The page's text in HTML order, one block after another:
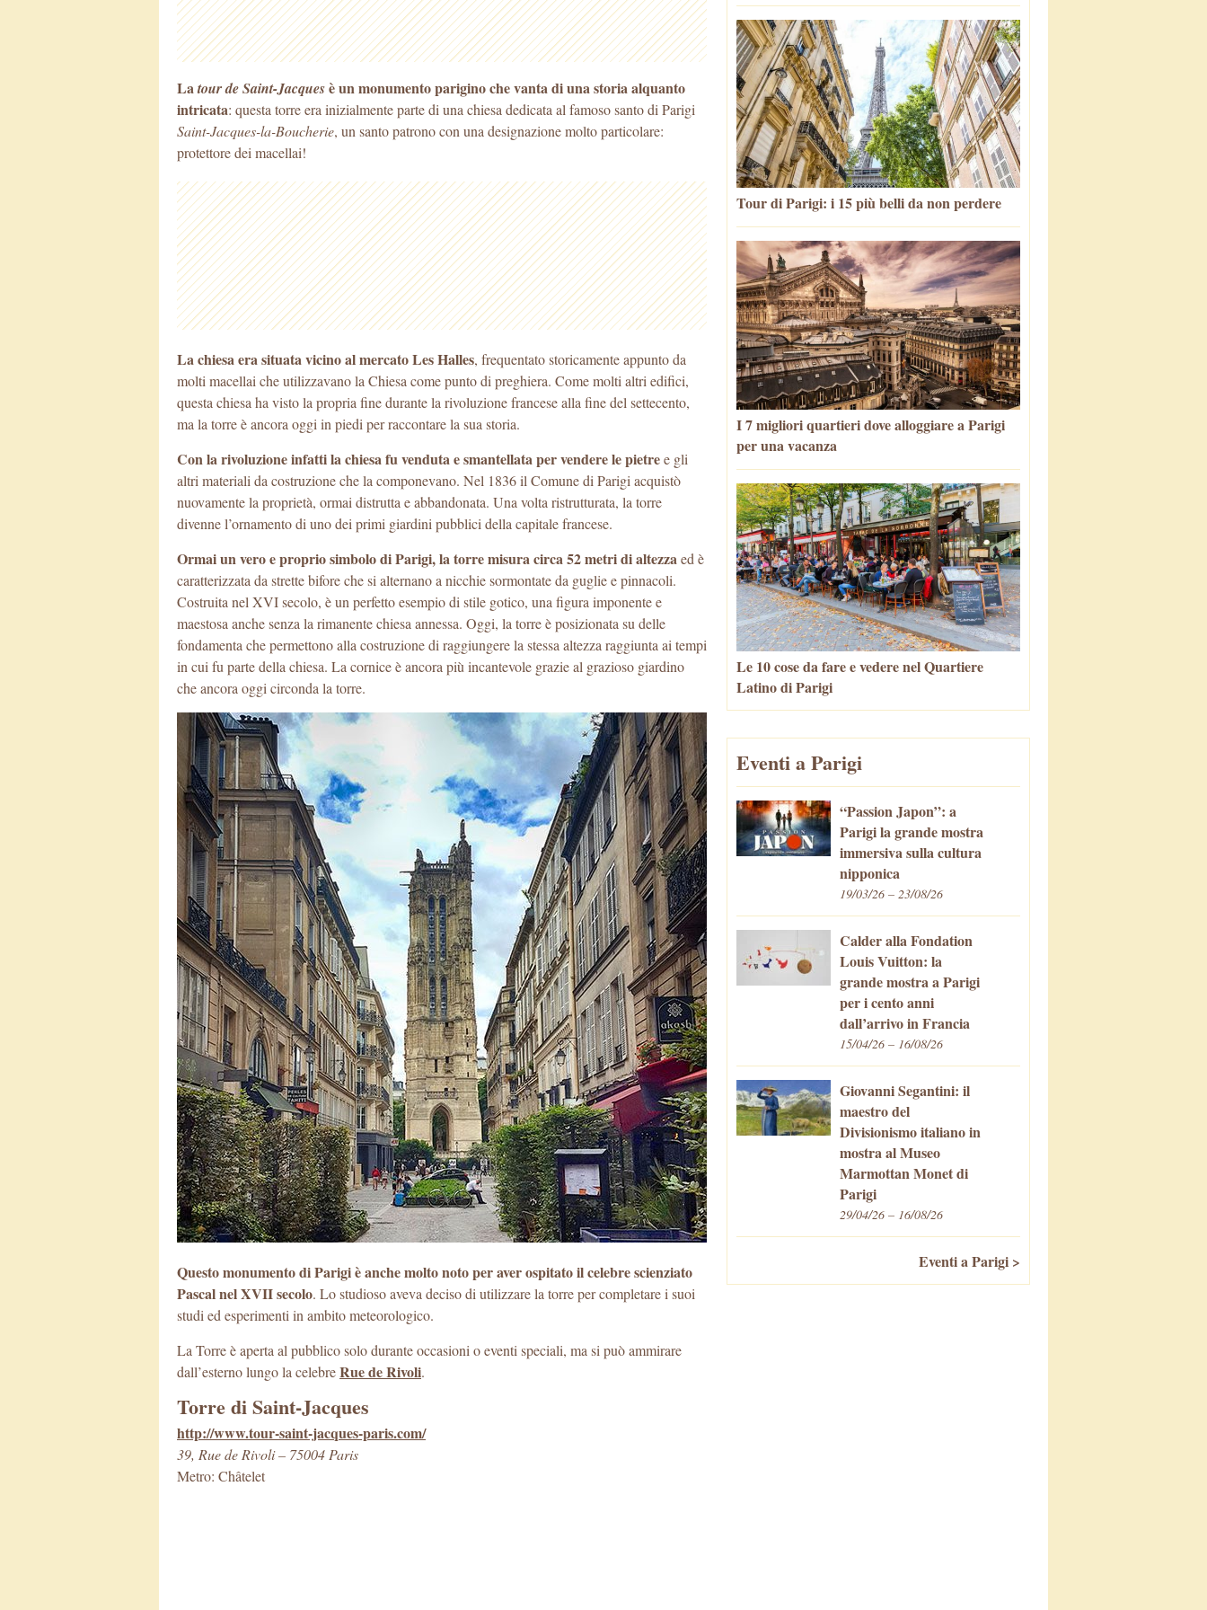
Latour de Saint-Jacquesè un monumento parigino che vanta di una storia alquanto
intricata: questa torre era inizialmente parte di una chiesa dedicata al famoso santo di Parigi
Saint-Jacques-la-Boucherie, un santo patrono con una designazione molto particolare:
protettore dei macellai!
La chiesa era situata vicino al mercato Les Halles, frequentato storicamente appunto da
molti macellai che utilizzavano la Chiesa come punto di preghiera. Come molti altri edifici,
questa chiesa ha visto la propria fine durante la rivoluzione francese alla fine del settecento,
ma la torre è ancora oggi in piedi per raccontare la sua storia.
Con la rivoluzione infatti la chiesa fu venduta e smantellata per vendere le pietree gli
altri materiali da costruzione che la componevano. Nel 1836 il Comune di Parigi acquistò
nuovamente la proprietà, ormai distrutta e abbandonata. Una volta ristrutturata, la torre
divenne l’ornamento di uno dei primi giardini pubblici della capitale francese.
Ormai un vero e proprio simbolo di Parigi, la torre misura circa 52 metri di altezzaed è
caratterizzata da strette bifore che si alternano a nicchie sormontate da guglie e pinnacoli.
Costruita nel XVI secolo, è un perfetto esempio di stile gotico, una figura imponente e
maestosa anche senza la rimanente chiesa annessa. Oggi, la torre è posizionata su delle
fondamenta che permettono alla costruzione di raggiungere la stessa altezza raggiunta ai tempi
in cui fu parte della chiesa. La cornice è ancora più incantevole grazie al grazioso giardino
che ancora oggi circonda la torre.
Questo monumento di Parigi è anche molto noto per aver ospitato il celebre scienziato
Pascal nel XVII secolo. Lo studioso aveva deciso di utilizzare la torre per completare i suoi
studi ed esperimenti in ambito meteorologico.
La Torre è aperta al pubblico solo durante occasioni o eventi speciali, ma si può ammirare
dall’esterno lungo la celebreRue de Rivoli.
Torre di Saint-Jacques
http://www.tour-saint-jacques-paris.com/
39, Rue de Rivoli – 75004 Paris
Metro: Châtelet
Tour di Parigi: i 15 più belli da non perdere
I 7 migliori quartieri dove alloggiare a Parigi
per una vacanza
Le 10 cose da fare e vedere nel Quartiere
Latino di Parigi
Eventi a Parigi
“Passion Japon”: a
Parigi la grande mostra
immersiva sulla cultura
nipponica
19/03/26 – 23/08/26
Calder alla Fondation
Louis Vuitton: la
grande mostra a Parigi
per i cento anni
dall’arrivo in Francia
15/04/26 – 16/08/26
Giovanni Segantini: il
maestro del
Divisionismo italiano in
mostra al Museo
Marmottan Monet di
Parigi
29/04/26 – 16/08/26
Eventi a Parigi >